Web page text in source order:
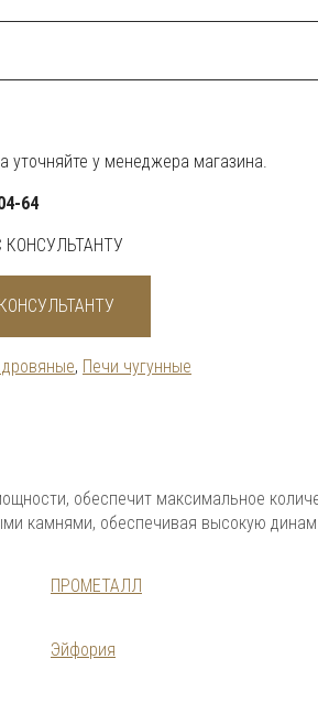
уточняйте у менеджера магазина.
64
, Печи чугунные
обеспечит максимальное
камнями, обеспечивая высокую
ПРОМЕТАЛЛ
Эйфория